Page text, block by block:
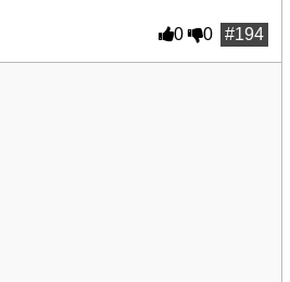
#194
0 0